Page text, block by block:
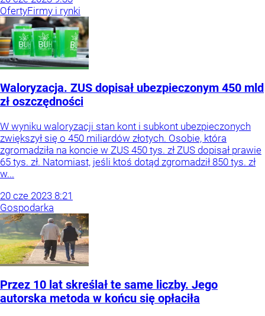
OfertyFirmy i rynki
Waloryzacja. ZUS dopisał ubezpieczonym 450 mld
zł oszczędności
W wyniku waloryzacji stan kont i subkont ubezpieczonych
zwiększył się o 450 miliardów złotych. Osobie, która
zgromadziła na koncie w ZUS 450 tys. zł ZUS dopisał prawie
65 tys. zł. Natomiast, jeśli ktoś dotąd zgromadził 850 tys. zł
w...
20 cze 2023 8:21
Gospodarka
Przez 10 lat skreślał te same liczby. Jego
autorska metoda w końcu się opłaciła